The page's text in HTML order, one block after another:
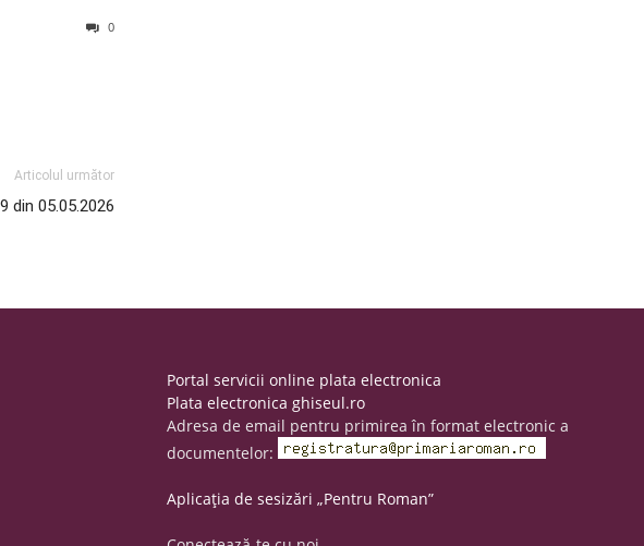
0
Articolul următor
din 05.05.2026
Portal servicii online plata electronica
Plata electronica ghiseul.ro
Adresa de email pentru primirea în format electronic a
documentelor:
Aplicația de sesizări „Pentru Roman”